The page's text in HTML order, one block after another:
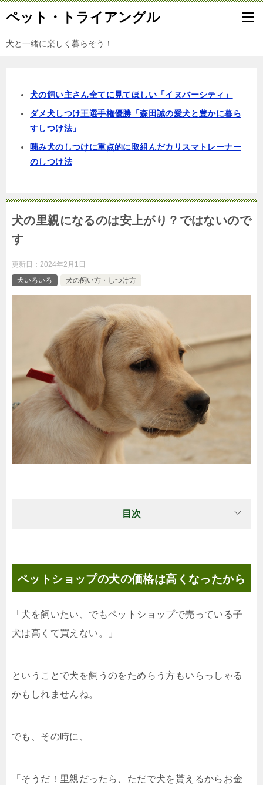
ペット・トライアングル
犬と一緒に楽しく暮らそう！
犬の飼い主さん全てに見てほしい「イヌバーシティ」
ダメ犬しつけ王選手権優勝「森田誠の愛犬と豊かに暮ら
すしつけ法」
噛み犬のしつけに重点的に取組んだカリスマトレーナー
のしつけ法
犬の里親になるのは安上がり？ではないので
す
更新日： 2024年2月1日
犬いろいろ
犬の飼い方・しつけ方
目次
ペットショップの犬の価格は高くなったから
「犬を飼いたい、でもペットショップで売っている子
犬は高くて買えない。」
ということで犬を飼うのをためらう方もいらっしゃる
かもしれませんね。
でも、その時に、
「そうだ！里親だったら、ただで犬を貰えるからお金